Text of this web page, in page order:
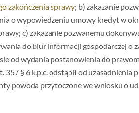
zakończenia sprawy; b) zakazanie
o wypowiedzeniu umowy kredyt w
c) zakazanie pozwanemu
do biur informacji gospodarczej o
od wydania postanowienia do
§ 6 k.p.c. odstąpił od uzasadnienia
powoda przytoczone we wniosku o